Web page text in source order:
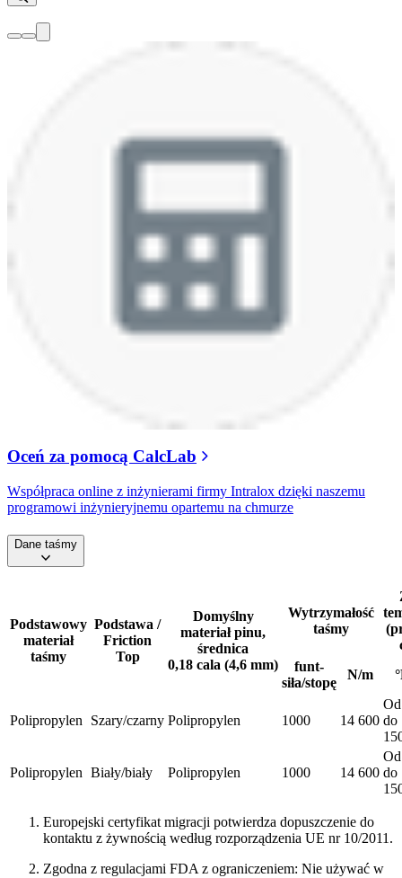
Oceń za pomocą CalcLab
Współpraca online z inżynierami firmy Intralox dzięki naszemu
programowi inżynieryjnemu opartemu na chmurze
Dane taśmy
Podstawowy
materiał
taśmy
Podstawa /
Friction
Top
Domyślny
materiał pinu,
średnica
0,18 cala (4,6 mm)
Wytrzymałość
taśmy
funt-
siła/stopę
N/m
Polipropylen Szary/czarny Polipropylen 1000 14 600 do
Polipropylen Biały/biały Polipropylen 1000 14 600 do
Europejski certyfikat migracji potwierdza dopuszczenie do
kontaktu z żywnością według rozporządzenia UE nr 10/2011.
Zgodna z regulacjami FDA z ograniczeniem: Nie używać w